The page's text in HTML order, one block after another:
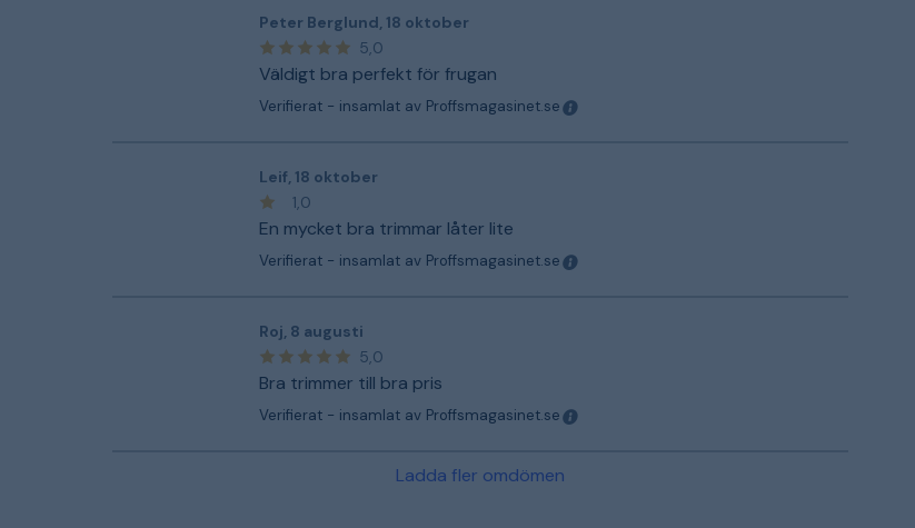
Peter Berglund, 18 oktober
5,0
Väldigt bra perfekt för frugan
Verifierat - insamlat av Proffsmagasinet.se
Leif, 18 oktober
1,0
En mycket bra trimmar låter lite
Verifierat - insamlat av Proffsmagasinet.se
Roj, 8 augusti
5,0
Bra trimmer till bra pris
Verifierat - insamlat av Proffsmagasinet.se
Ladda fler omdömen